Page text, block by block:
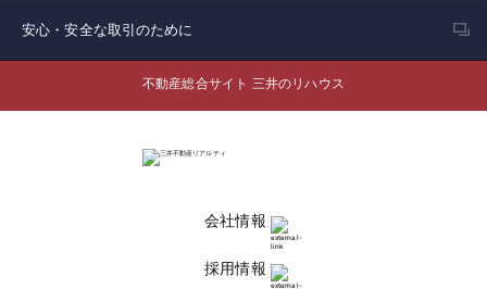
安心・安全な取引のために
不動産総合サイト 三井のリハウス
会社情報
採用情報